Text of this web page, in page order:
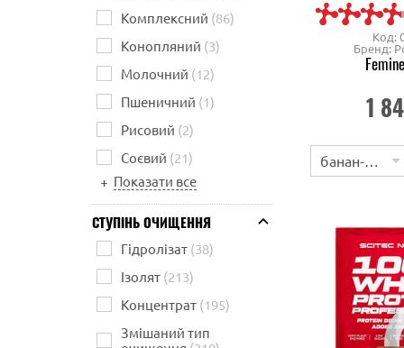
Код:
Бренд:
1
банан-суниця
Комплексний (86)
Конопляний (3)
Молочний (12)
Пшеничний (1)
Рисовий (2)
Соєвий (21)
+ Показати все
СТУПІНЬ ОЧИЩЕННЯ
Гідролізат (38)
Ізолят (213)
Концентрат (195)
Змішаний тип